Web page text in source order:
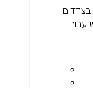
עבור